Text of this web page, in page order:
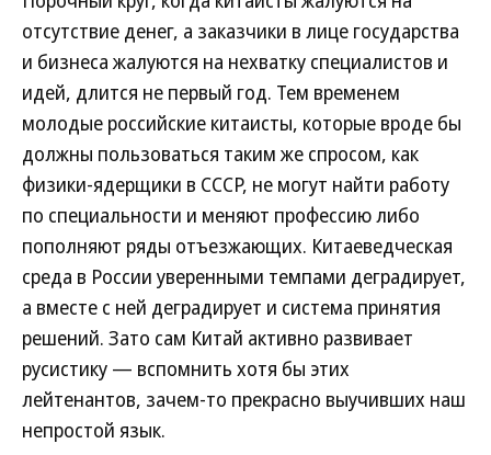
отсутствие денег, а заказчики в лице государства
и бизнеса жалуются на нехватку специалистов и
идей, длится не первый год. Тем временем
молодые российские китаисты, которые вроде бы
должны пользоваться таким же спросом, как
физики-ядерщики в СССР, не могут найти работу
по специальности и меняют профессию либо
пополняют ряды отъезжающих. Китаеведческая
среда в России уверенными темпами деградирует,
а вместе с ней деградирует и система принятия
решений. Зато сам Китай активно развивает
русистику — вспомнить хотя бы этих
лейтенантов, зачем-то прекрасно выучивших наш
непростой язык.